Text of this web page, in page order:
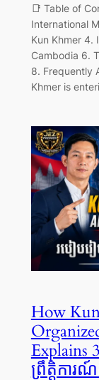
📑 Table of
International
Kun Khmer 4.
Cambodia 6.
8. Frequently
Khmer is
How
Explains
ព្រឹត្តិការ